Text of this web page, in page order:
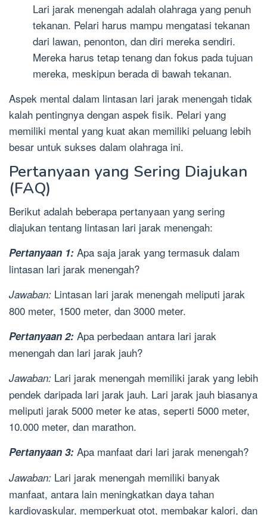
Lari jarak menengah adalah olahraga yang penuh
tekanan. Pelari harus mampu mengatasi tekanan
dari lawan, penonton, dan diri mereka sendiri.
Mereka harus tetap tenang dan fokus pada tujuan
mereka, meskipun berada di bawah tekanan.
Aspek mental dalam lintasan lari jarak menengah tidak
kalah pentingnya dengan aspek fisik. Pelari yang
memiliki mental yang kuat akan memiliki peluang lebih
besar untuk sukses dalam olahraga ini.
Pertanyaan yang Sering Diajukan
(FAQ)
Berikut adalah beberapa pertanyaan yang sering
diajukan tentang lintasan lari jarak menengah:
Pertanyaan 1: Apa saja jarak yang termasuk dalam
lintasan lari jarak menengah?
Jawaban: Lintasan lari jarak menengah meliputi jarak
800 meter, 1500 meter, dan 3000 meter.
Pertanyaan 2: Apa perbedaan antara lari jarak
menengah dan lari jarak jauh?
Jawaban: Lari jarak menengah memiliki jarak yang lebih
pendek daripada lari jarak jauh. Lari jarak jauh biasanya
meliputi jarak 5000 meter ke atas, seperti 5000 meter,
10.000 meter, dan marathon.
Pertanyaan 3: Apa manfaat dari lari jarak menengah?
Jawaban: Lari jarak menengah memiliki banyak
manfaat, antara lain meningkatkan daya tahan
kardiovaskular, memperkuat otot, membakar kalori, dan